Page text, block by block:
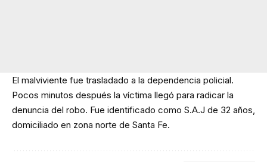
El malviviente fue trasladado a la dependencia policial.
Pocos minutos después la víctima llegó para radicar la
denuncia del robo. Fue identificado como S.A.J de 32 años,
domiciliado en zona norte de Santa Fe.